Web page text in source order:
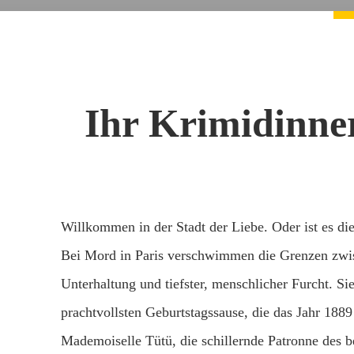
Ihr
Willkommen in der Stadt der Liebe. Oder ist es
Bei Mord in Paris verschwimmen die Grenzen
Unterhaltung und tiefster, menschlicher Furcht.
prachtvollsten Geburtstagssause, die das Jahr
Mademoiselle Tütü, die schillernde Patronne des